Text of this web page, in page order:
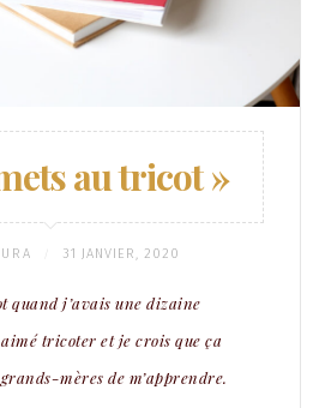
au tricot »
31 JANVIER, 2020
quand j’avais une dizaine
tricoter et je crois que ça
mères de m’apprendre.